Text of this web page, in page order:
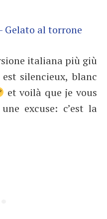
italiana più giù
silencieux, blanc
et voilà que je vous
excuse: c’est la